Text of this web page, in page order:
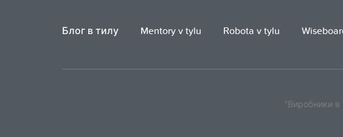
Блог в тилу Mentory v tylu Robota v tylu
"Виробники